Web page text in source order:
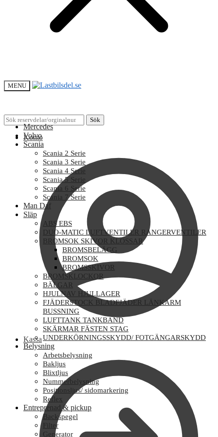
MENU
Sök
efter:
Sök
Konto
Kassa
Mercedes
Volvo
Scania
Scania 2 Serie
Scania 3 Serie
Scania 4 Serie
Scania 5 Serie
Scania 6 Serie
Scania 7 Serie
Man Daf
Släp
ABS EBS
DUO-MATIC LUFTVENTILER RANGERVENTILER
BROMSOK SKIVOR KLOSSAR
BROMSBELÄGG
BROMSOK
BROMSSKIVOR
BROMSKLOCKOR
BÄLGAR
HJULNAV HJULLAGER
FJÄDERSTOCK BLADFJÄDER LÄNKARM
BUSSNING
LUFTTANK TANKBAND
SKÄRMAR FÄSTEN STAG
UNDERKÖRNINGSSKYDD/ FOTGÄNGARSKYDD
Belysning
Arbetsbelysning
Bakljus
Blixtljus
Nummerbelysning
Positionsljus/ sidomarkering
Reflex
Entreprenad & pickup
Backspegel
Filter
Generator